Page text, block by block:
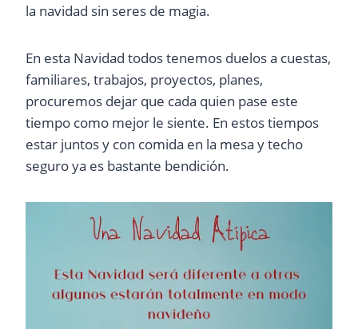
la navidad sin seres de magia.
En esta Navidad todos tenemos duelos a cuestas,
familiares, trabajos, proyectos, planes,
procuremos dejar que cada quien pase este
tiempo como mejor le siente. En estos tiempos
estar juntos y con comida en la mesa y techo
seguro ya es bastante bendición.